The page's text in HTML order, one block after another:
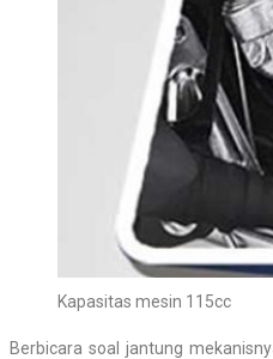
Kapasitas mesin 115cc
Berbicara soal jantung